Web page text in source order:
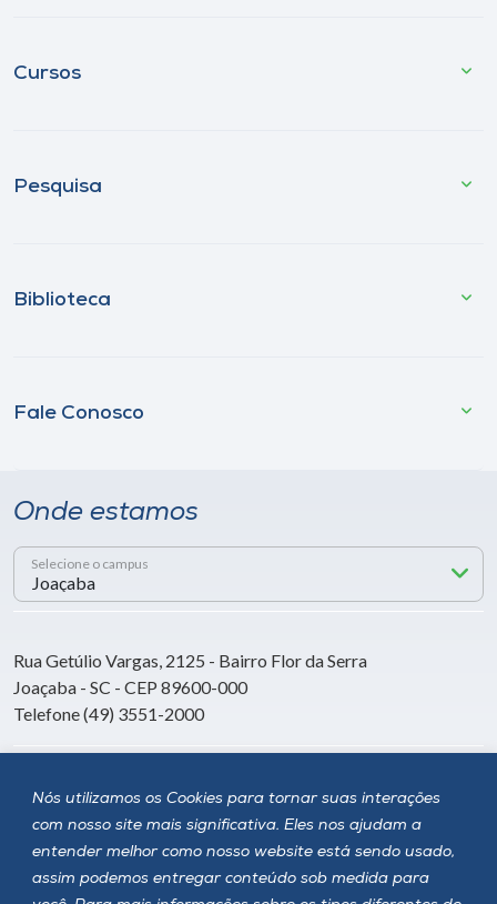
Nós utilizamos os Cookies para tornar suas interações
com nosso site mais significativa. Eles nos ajudam a
entender melhor como nosso website está sendo usado,
assim podemos entregar conteúdo sob medida para
Cursos
Pesquisa
Biblioteca
Fale Conosco
Onde estamos
Selecione o campus
Rua Getúlio Vargas, 2125 - Bairro Flor da Serra
Joaçaba - SC - CEP 89600-000
Telefone (49) 3551-2000
Siga a Unoesc